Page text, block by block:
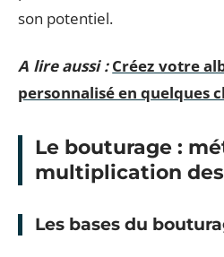
son potentiel.
A lire aussi : Créez votre
personnalisé en quelques
Le bouturage :
multiplication
Les bases du